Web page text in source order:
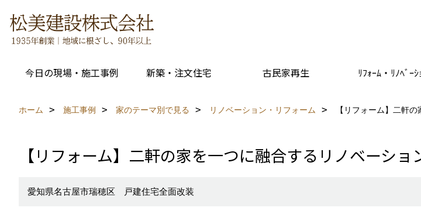
今日の現場・施工事例 新築・注文住宅 古民家再生 ﾘﾌｫｰﾑ・ﾘﾉﾍﾞｰｼ
ホーム 施工事例 家のテーマ別で見る リノベーション・リフォーム 【リフォーム】二軒
【リフォーム】二軒の家を一つに融合するリノベーショ
愛知県名古屋市瑞穂区 戸建住宅全面改装